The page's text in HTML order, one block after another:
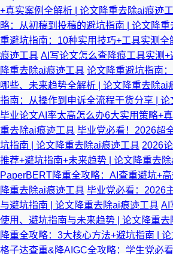
+真实案例全解析 | 论文降重去除ai痕迹
略：从初稿到投稿的避坑指南 | 论文降
重避坑指南：10种实用技巧+工具实测全
痕迹工具 AI写论文怎么查降痕工具实测
降重去除ai痕迹工具 论文降重避坑指南
哪些、未来趋势全解析 | 论文降重去除ai
指南：从操作到申诉全流程干货分享 |
毕业论文AI率太高怎么办6大实用策略+
重去除ai痕迹工具 毕业党必看！2026超
坑指南 | 论文降重去除ai痕迹工具 2026
推荐+避坑指南+未来趋势 | 论文降重去
PaperBERT降重全攻略：AI查重避坑+
降重去除ai痕迹工具 毕业党必看：2026
与避坑指南 | 论文降重去除ai痕迹工具 AI
使用、避坑指南与未来趋势 | 论文降重
降重全攻略：3大核心方法+避坑指南 |
格子达查重&降AIGC全攻略：学生党必